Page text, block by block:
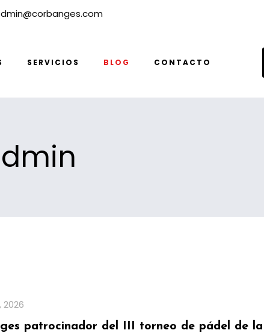
SERVICIOS BLOG CONTACTO
2026
patrocinador del III torneo de pádel de